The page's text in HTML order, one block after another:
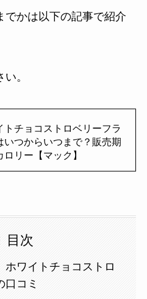
でかは以下の記事で紹介
。
トチョコストロベリーフラ
いつからいつまで？販売期
ロリー【マック】
目次
ホワイトチョコストロ
口コミ